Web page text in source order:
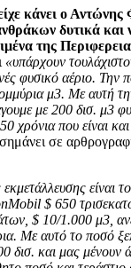
κάνει ο
δυτικά και
της
«υπάρχουν
φυσικό αέριο. Την
μ3. Με αυτή
με 200 δισ. μ3
χρόνια που είναι
σε
είναι
$ 650
$ 10/1.000 μ3,
Με αυτό το ποσό
δισ. και μας μένουν